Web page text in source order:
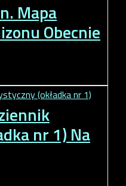
Mapa
Obecnie
nr 1) Na